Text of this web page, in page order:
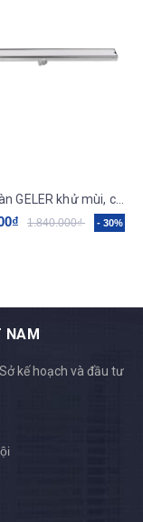
Thoát sàn GELER khử mùi, chống côn trùng GL12
1.840.000₫ - 30%
NAM
kế hoạch và đầu tư